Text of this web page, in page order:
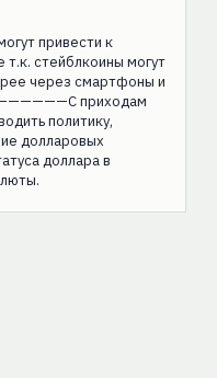
привести к
т.к. стейблкоины могут
через смартфоны и
приходам
политику,
долларовых
доллара в